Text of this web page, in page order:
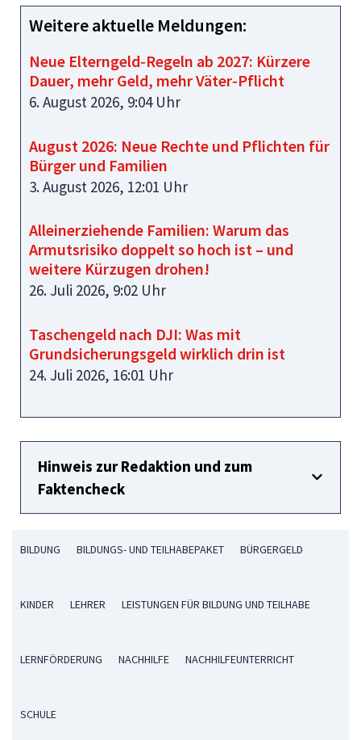
Weitere aktuelle Meldungen:
Neue Elterngeld‑Regeln ab 2027: Kürzere
Dauer, mehr Geld, mehr Väter‑Pflicht
6. August 2026, 9:04 Uhr
August 2026: Neue Rechte und Pflichten für
Bürger und Familien
3. August 2026, 12:01 Uhr
Alleinerziehende Familien: Warum das
Armutsrisiko doppelt so hoch ist – und
weitere Kürzugen drohen!
26. Juli 2026, 9:02 Uhr
Taschengeld nach DJI: Was mit
Grundsicherungsgeld wirklich drin ist
24. Juli 2026, 16:01 Uhr
Hinweis zur Redaktion und zum
Faktencheck
BILDUNG BILDUNGS- UND TEILHABEPAKET BÜRGERGELD
KINDER LEHRER LEISTUNGEN FÜR BILDUNG UND TEILHABE
LERNFÖRDERUNG NACHHILFE NACHHILFEUNTERRICHT
SCHULE